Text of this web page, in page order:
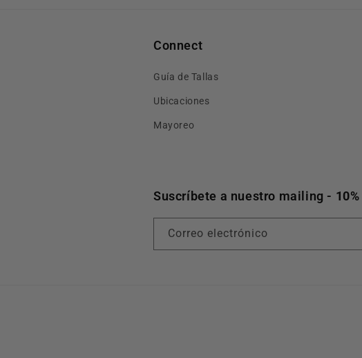
Connect
Guía de Tallas
Ubicaciones
Mayoreo
Suscríbete a nuestro mailing -
Correo electrónico